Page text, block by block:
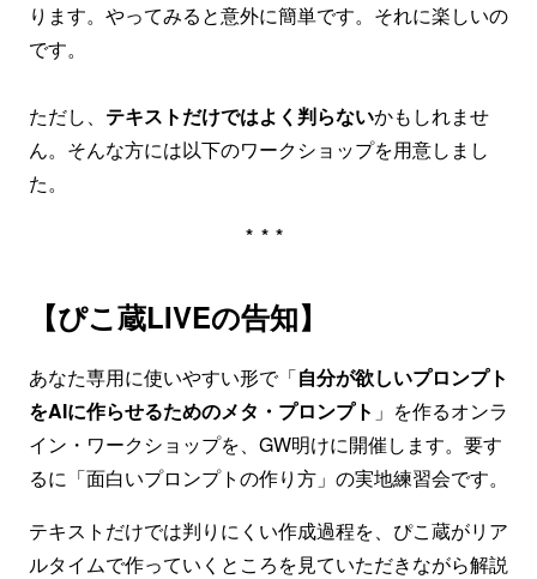
ります。やってみると意外に簡単です。それに楽しいの
です。
ただし、 テキストだけではよく判らないかもしれませ
ん。そんな方には以下のワークショップを用意しまし
た。
***
【ぴこ蔵LIVEの告知】
あなた専用に使いやすい形で「自分が欲しいプロンプト
をAIに作らせるためのメタ・プロンプト 」を作るオンラ
イン・ワークショップを、GW明けに開催します。要す
るに「面白いプロンプトの作り方」の実地練習会です。
テキストだけでは判りにくい作成過程を、ぴこ蔵がリア
ルタイムで作っていくところを見ていただきながら解説